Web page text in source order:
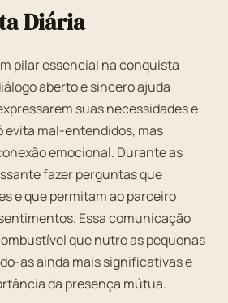
Diária
pilar essencial na conquista
aberto e sincero ajuda
suas necessidades e
evita mal-entendidos, mas
emocional. Durante as
fazer perguntas que
e que permitam ao parceiro
Essa comunicação
que nutre as pequenas
as ainda mais significativas e
da presença mútua.